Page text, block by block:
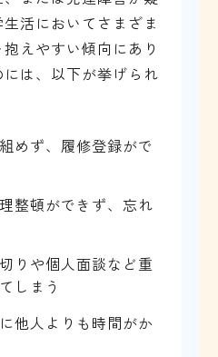
活においてさまざま
えやすい傾向にあり
は、以下が挙げられ
めず、履修登録がで
整頓ができず、忘れ
りや個人面談など重
しまう
他人よりも時間がか